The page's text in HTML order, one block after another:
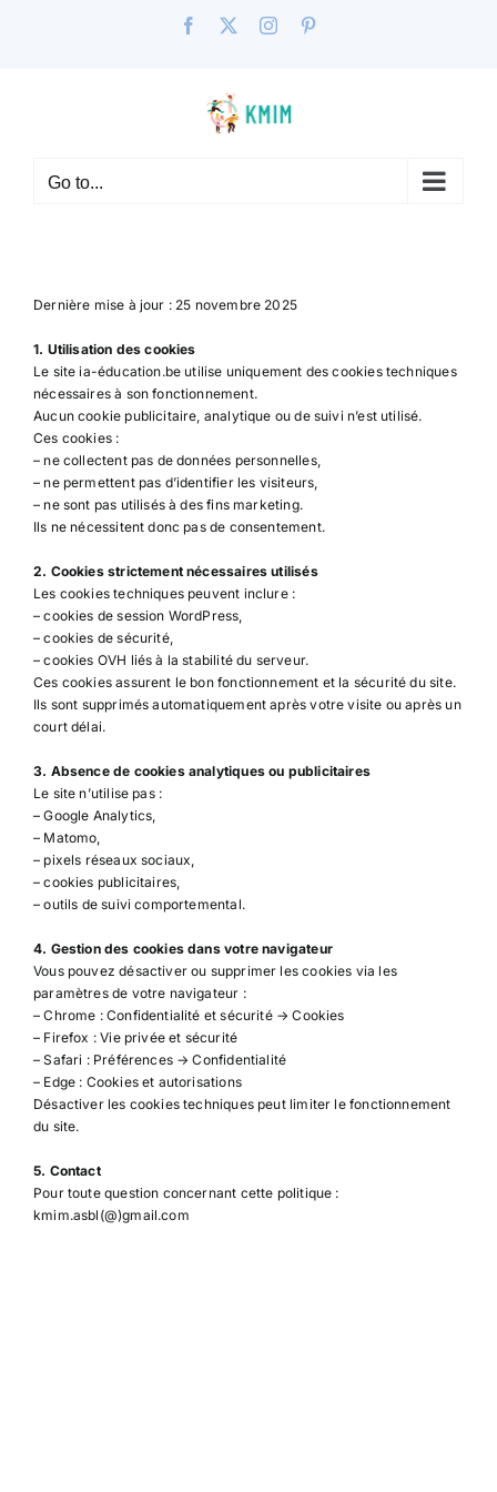
Facebook Instagram
Go to...
Dernière mise à jour : 25 novembre 2025
1. Utilisation des cookies
Le site ia-éducation.be utilise uniquement des cookies techniques
nécessaires à son fonctionnement.
Aucun cookie publicitaire, analytique ou de suivi n’est utilisé.
Ces cookies :
– ne collectent pas de données personnelles,
– ne permettent pas d’identifier les visiteurs,
– ne sont pas utilisés à des fins marketing.
Ils ne nécessitent donc pas de consentement.
2. Cookies strictement nécessaires utilisés
Les cookies techniques peuvent inclure :
– cookies de session WordPress,
– cookies de sécurité,
– cookies OVH liés à la stabilité du serveur.
Ces cookies assurent le bon fonctionnement et la sécurité du site.
Ils sont supprimés automatiquement après votre visite ou après un
court délai.
3. Absence de cookies analytiques ou publicitaires
Le site n’utilise pas :
– Google Analytics,
– Matomo,
– pixels réseaux sociaux,
– cookies publicitaires,
– outils de suivi comportemental.
4. Gestion des cookies dans votre navigateur
Vous pouvez désactiver ou supprimer les cookies via les
paramètres de votre navigateur :
– Chrome : Confidentialité et sécurité → Cookies
– Firefox : Vie privée et sécurité
– Safari : Préférences → Confidentialité
– Edge : Cookies et autorisations
Désactiver les cookies techniques peut limiter le fonctionnement
du site.
5. Contact
Pour toute question concernant cette politique :
kmim.asbl(@)gmail.com